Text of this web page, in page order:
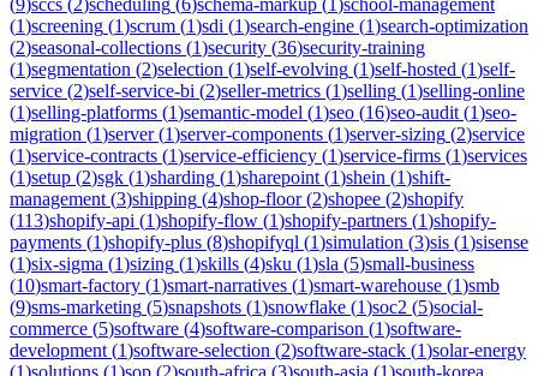
(1)screening (1)scrum (1)sdi (1)search-engine (1)search-optimization
(2)seasonal-collections (1)security (36)security-training
(1)segmentation (2)selection (1)self-evolving (1)self-hosted (1)self-
service (2)self-service-bi (2)seller-metrics (1)selling (1)selling-online
(1)selling-platforms (1)semantic-model (1)seo (16)seo-audit (1)seo-
migration (1)server(1)server-components (1)server-sizing (2)service
(1)service-contracts (1)service-efficiency (1)service-firms (1)services
(1)setup (2)sgk (1)sharding (1)sharepoint (1)shein (1)shift-
management (3)shipping (4)shop-floor(2)shopee (2)shopify
(113)shopify-api (1)shopify-flow (1)shopify-partners (1)shopify-
payments (1)shopify-plus (8)shopifyql (1)simulation (3)sis (1)sisense
(1)six-sigma (1)sizing (1)skills (4)sku (1)sla (5)small-business
(10)smart-factory (1)smart-narratives (1)smart-warehouse (1)smb
(9)sms-marketing (5)snapshots (1)snowflake (1)soc2 (5)social-
commerce (5)software (4)software-comparison (1)software-
development (1)software-selection (2)software-stack (1)solar-energy
(1)solutions (1)sop (2)south-africa (3)south-asia (1)south-korea